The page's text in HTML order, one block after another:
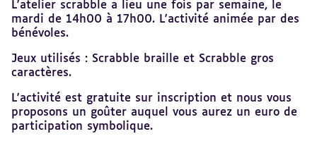
L'atelier scrabble a lieu une fois par semaine, le
mardi de 14h00 à 17h00. L'activité animée par des
bénévoles.
Jeux utilisés : Scrabble braille et Scrabble gros
caractères.
L'activité est gratuite sur inscription et nous vous
proposons un goûter auquel vous aurez un euro de
participation symbolique.